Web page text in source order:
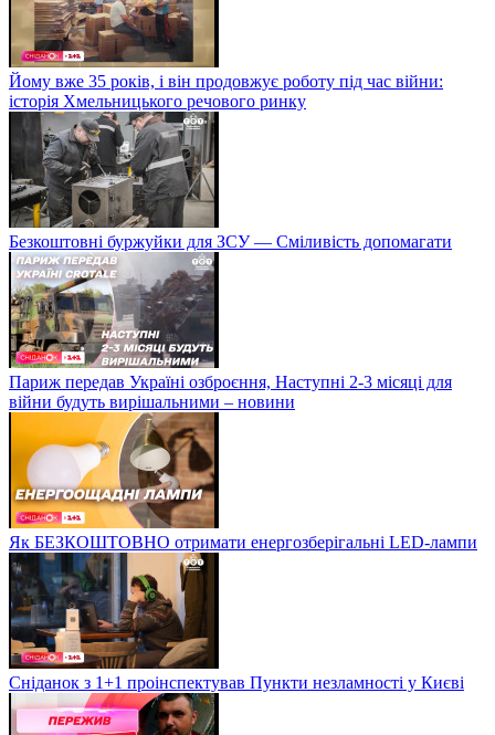
Йому вже 35 років, і він продовжує роботу під час війни:
історія Хмельницького речового ринку
Безкоштовні буржуйки для ЗСУ — Сміливість допомагати
Париж передав Україні озброєння, Наступні 2-3 місяці для
війни будуть вирішальними – новини
Як БЕЗКОШТОВНО отримати енергозберігальні LED-лампи
Сніданок з 1+1 проінспектував Пункти незламності у Києві